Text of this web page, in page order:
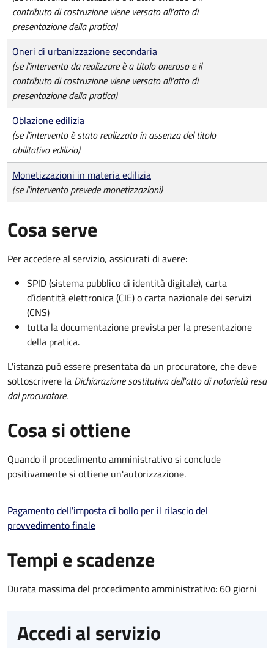
contributo di costruzione viene versato all'atto di
presentazione della pratica)
Oneri di urbanizzazione secondaria
(se l'intervento da realizzare è a titolo oneroso e il
contributo di costruzione viene versato all'atto di
presentazione della pratica)
Oblazione edilizia
(se l'intervento è stato realizzato in assenza del titolo
abilitativo edilizio)
Monetizzazioni in materia edilizia
(se l'intervento prevede monetizzazioni)
Cosa serve
Per accedere al servizio, assicurati di avere:
SPID (sistema pubblico di identità digitale), carta
d’identità elettronica (CIE) o carta nazionale dei servizi
(CNS)
tutta la documentazione prevista per la presentazione
della pratica.
L'istanza può essere presentata da un procuratore, che deve
sottoscrivere la Dichiarazione sostitutiva dell'atto di notorietà resa
dal procuratore.
Cosa si ottiene
Quando il procedimento amministrativo si conclude
positivamente si ottiene un'autorizzazione.
Pagamento dell'imposta di bollo per il rilascio del
provvedimento finale
Tempi e scadenze
Durata massima del procedimento amministrativo: 60 giorni
Accedi al servizio